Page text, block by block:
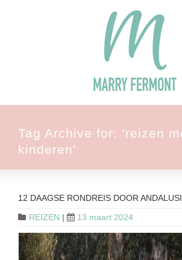
Tag Archive for: ‘reizen
kinderen’
12 DAAGSE RONDREIS DOOR
REIZEN | 13 maart 2024